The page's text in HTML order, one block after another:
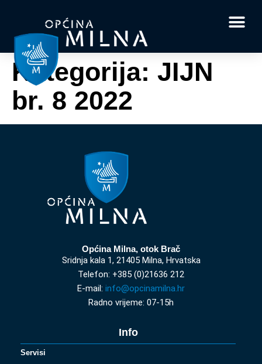
Kategorija: JIJN
br. 8 2022
Općina Milna, otok Brač
Sridnja kala 1, 21405 Milna, Hrvatska
Telefon: +385 (0)21636 212
E-mail: info@opcinamilna.hr
Radno vrijeme: 07-15h
Info
Servisi